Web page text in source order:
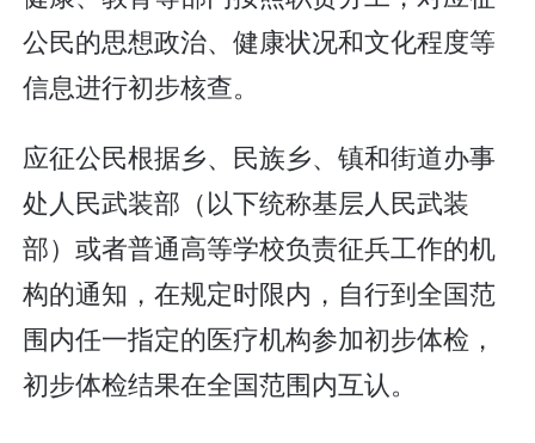
公民的思想政治、健康状况和文化程度等
信息进行初步核查。
应征公民根据乡、民族乡、镇和街道办事
处人民武装部（以下统称基层人民武装
部）或者普通高等学校负责征兵工作的机
构的通知，在规定时限内，自行到全国范
围内任一指定的医疗机构参加初步体检，
初步体检结果在全国范围内互认。